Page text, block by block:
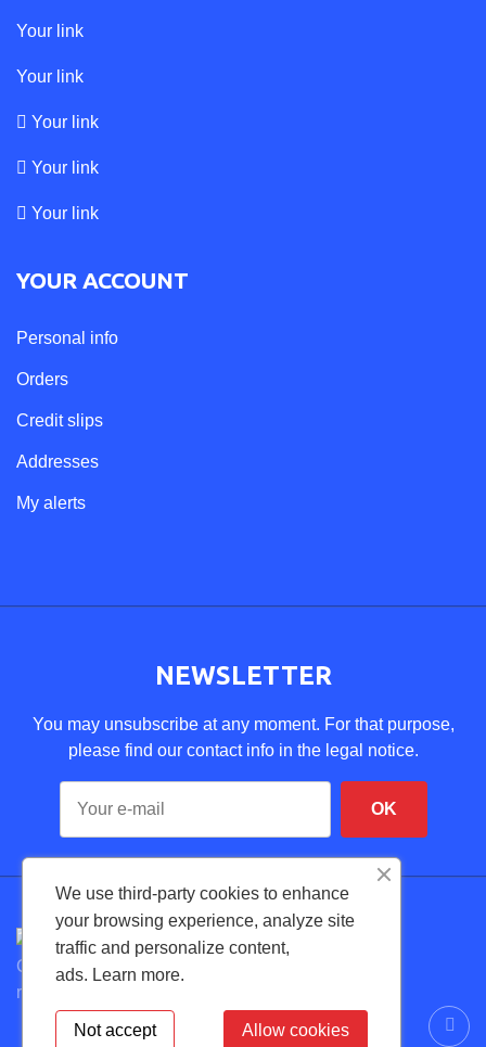
Your link
Your link
Your link
Your link
Your link
YOUR ACCOUNT
Personal info
Orders
Credit slips
Addresses
My alerts
NEWSLETTER
You may unsubscribe at any moment. For that purpose,
please find our contact info in the legal notice.
Copyright © 2026 FexDental. Todos los derechos
reservados.
We use third-party cookies to enhance
your browsing experience, analyze site
traffic and personalize content,
ads. Learn more.
Allow cookies
Not accept